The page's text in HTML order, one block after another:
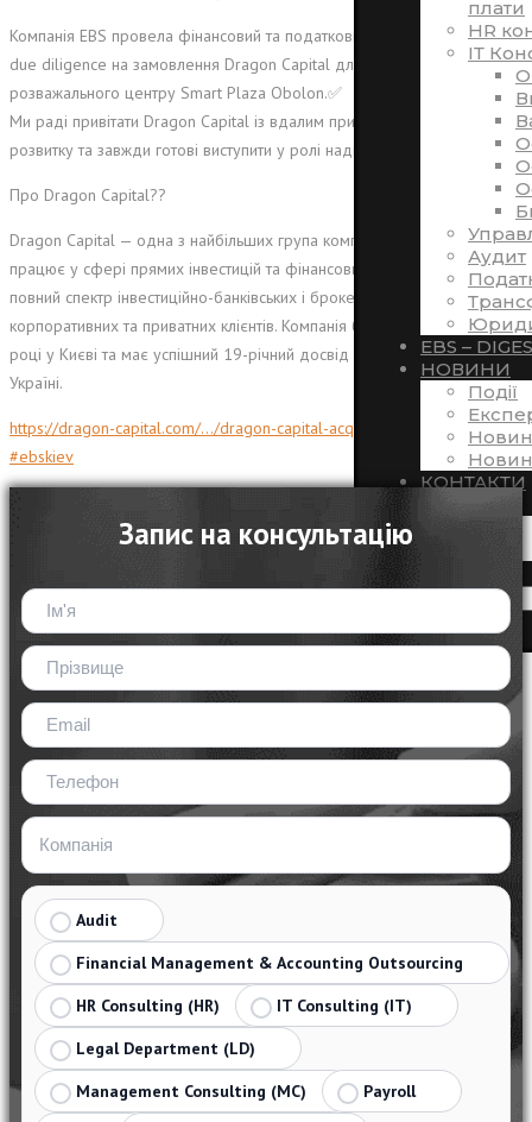
плати
HR
ІТ
Аудит
EBS –
НОВИНИ
Події
КОНТАКТИ
Компанія EBS провела фінансовий та податковий передінвестиційний
due diligence на замовлення Dragon Capital для торгово-
розважального центру Smart Plaza Obolon.✅
Ми раді привітати Dragon Capital із вдалим придбанням, бажаємо
розвитку та завжди готові виступити у ролі надійного партнера!
Про Dragon Capital??
Dragon Capital — одна з найбільших група компаній в Україні, яка
працює у сфері прямих інвестицій та фінансових послуг, надаючи
повний спектр інвестиційно-банківських і брокерських послуг для
корпоративних та приватних клієнтів. Компанія була заснована у 2000
році у Києві та має успішний 19-річний досвід прямих інвестицій в
Україні.
https://dragon-capital.com/…/dragon-capital-acquires-smart…/
#ebskiev
Запис на консультацію
Audit
Financial Management & Accounting Outsourcing
HR Consulting (HR)
IT Consulting (IT)
Legal Department (LD)
Management Consulting (MC)
Payroll